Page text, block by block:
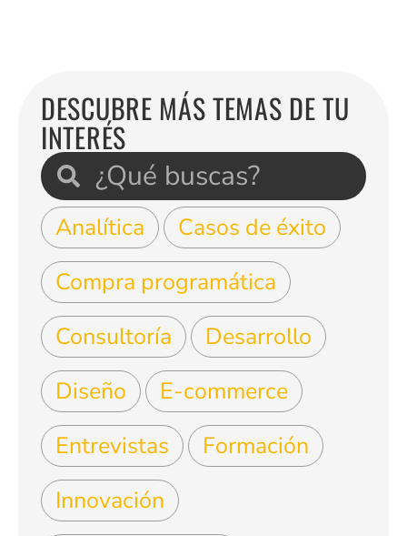
DESCUBRE MÁS TEMAS DE TU
INTERÉS
Analítica
Casos de éxito
Compra programática
Consultoría
Desarrollo
Diseño
E-commerce
Entrevistas
Formación
Innovación